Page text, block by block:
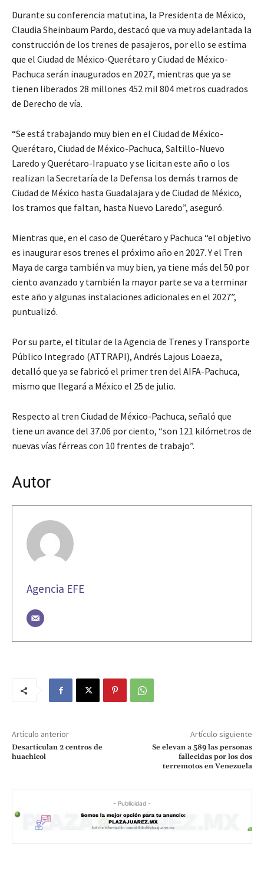
Durante su conferencia matutina, la Presidenta de México,
Claudia Sheinbaum Pardo, destacó que va muy adelantada la
construcción de los trenes de pasajeros, por ello se estima
que el Ciudad de México-Querétaro y Ciudad de México-
Pachuca serán inaugurados en 2027, mientras que ya se
tienen liberados 28 millones 452 mil 804 metros cuadrados
de Derecho de vía.
“Se está trabajando muy bien en el Ciudad de México-
Querétaro, Ciudad de México-Pachuca, Saltillo-Nuevo
Laredo y Querétaro-Irapuato y se licitan este año o los
realizan la Secretaría de la Defensa los demás tramos de
Ciudad de México hasta Guadalajara y de Ciudad de México,
los tramos que faltan, hasta Nuevo Laredo”, aseguró.
Mientras que, en el caso de Querétaro y Pachuca “el objetivo
es inaugurar esos trenes el próximo año en 2027. Y el Tren
Maya de carga también va muy bien, ya tiene más del 50 por
ciento avanzado y también la mayor parte se va a terminar
este año y algunas instalaciones adicionales en el 2027”,
puntualizó.
Por su parte, el titular de la Agencia de Trenes y Transporte
Público Integrado (ATTRAPI), Andrés Lajous Loaeza,
detalló que ya se fabricó el primer tren del AIFA-Pachuca,
mismo que llegará a México el 25 de julio.
Respecto al tren Ciudad de México-Pachuca, señaló que
tiene un avance del 37.06 por ciento, “son 121 kilómetros de
nuevas vías férreas con 10 frentes de trabajo”.
Autor
Agencia EFE
Artículo anterior
Desarticulan 2 centros de
huachicol
Artículo siguiente
Se elevan a 589 las personas
fallecidas por los dos
terremotos en Venezuela
- Publicidad -